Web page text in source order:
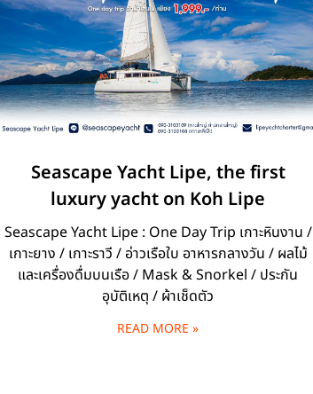
Seascape Yacht Lipe, the first
luxury yacht on Koh Lipe
Seascape Yacht Lipe : One Day Trip เกาะหินงาน /
เกาะยาง / เกาะราวี / อ่าวเรือใบ อาหารกลางวัน / ผลไม้
และเครื่องดื่มบนเรือ / Mask & Snorkel / ประกัน
อุบัติเหตุ / ผ้าเช็ดตัว
READ MORE »